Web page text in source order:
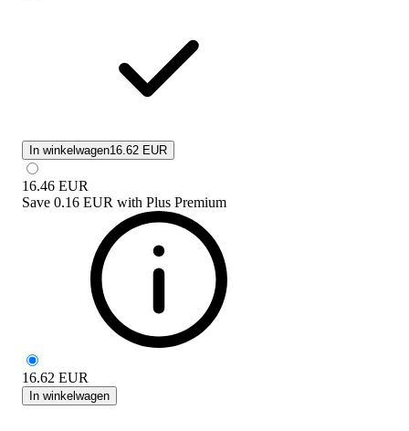
In winkelwagen16.62 EUR
16.46 EUR
Save 0.16 EUR with Plus Premium
16.62 EUR
In winkelwagen